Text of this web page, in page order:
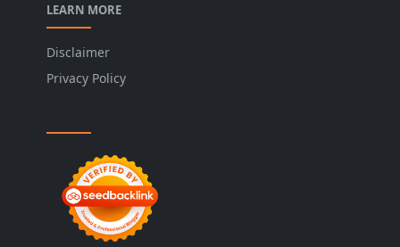
LEARN MORE
Disclaimer
Privacy Policy